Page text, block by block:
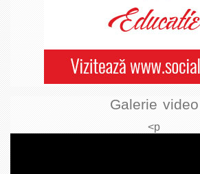
Galerie video
<p